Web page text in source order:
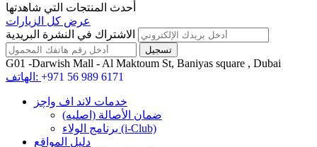
أحدث المنتجات التي شاهدتها
عرض كل الزيارات
الاشتراك في النشرة البريدية
G01 -Darwish Mall - Al Maktoum St, Baniyas square , Dubai
الهاتف: +971 56 989 6171
خدمات لاند اف واچز
ضمان الأصالة (اصلیه)
برنامج الولاء (i-Club)
دليل المواقع